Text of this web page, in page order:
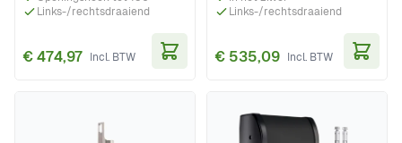
Links-/rechtsdraaiend
€ 474,97
Links-/rechtsdraaiend
€ 535,09